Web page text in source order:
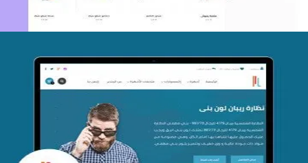
تصميم متجر اي كير
التفاصيل